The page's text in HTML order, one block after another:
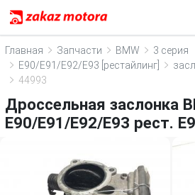
Главная Запчасти BMW
3 серия
E90/E91/E92/E93 [рестайлинг]
44993
Дроссельная заслонка
E90/E91/E92/E93 рест.